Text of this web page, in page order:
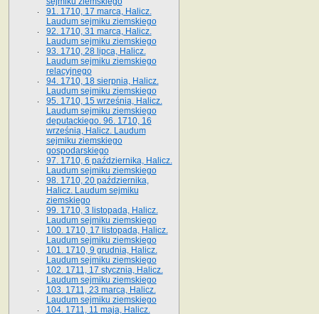
91. 1710, 17 marca, Halicz.
Laudum sejmiku ziemskiego
92. 1710, 31 marca, Halicz.
Laudum sejmiku ziemskiego
93. 1710, 28 lipca, Halicz.
Laudum sejmiku ziemskiego
relacyjnego
94. 1710, 18 sierpnia, Halicz.
Laudum sejmiku ziemskiego
95. 1710, 15 września, Halicz.
Laudum sejmiku ziemskiego
deputackiego. 96. 1710, 16
września, Halicz. Laudum
sejmiku ziemskiego
gospodarskiego
97. 1710, 6 października, Halicz.
Laudum sejmiku ziemskiego
98. 1710, 20 października,
Halicz. Laudum sejmiku
ziemskiego
99. 1710, 3 listopada, Halicz.
Laudum sejmiku ziemskiego
100. 1710, 17 listopada, Halicz.
Laudum sejmiku ziemskiego
101. 1710, 9 grudnia, Halicz.
Laudum sejmiku ziemskiego
102. 1711, 17 stycznia, Halicz.
Laudum sejmiku ziemskiego
103. 1711, 23 marca, Halicz.
Laudum sejmiku ziemskiego
104. 1711, 11 maja, Halicz.